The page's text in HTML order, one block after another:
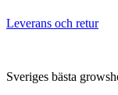
Leverans och retur
Sveriges bästa